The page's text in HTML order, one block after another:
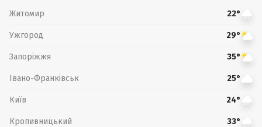
Житомир 22°
Ужгород 29°
Запоріжжя 35°
Івано-Франківськ 25°
Київ 24°
Кропивницький 33°